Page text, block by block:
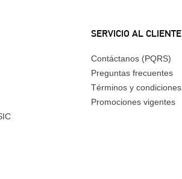
SERVICIO AL CLIENTE
Contáctanos (PQRS)
Preguntas frecuentes
Términos y condiciones
Promociones vigentes